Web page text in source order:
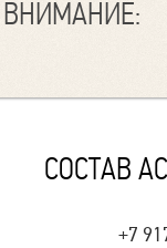
СОСТАВ
+7